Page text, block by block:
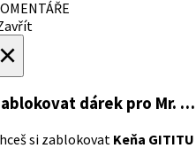
dárek pro Mr. …
si zablokovat Keňa